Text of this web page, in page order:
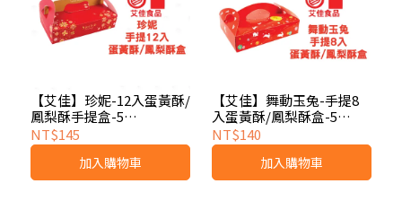
【艾佳】珍妮-12入蛋黃酥/
鳳梨酥手提盒-5
組/0000211061333
NT$145
加入購物車
【艾佳】舞動玉兔-手提8
入蛋黃酥/鳳梨酥盒-5
組/0000211061555
NT$140
加入購物車